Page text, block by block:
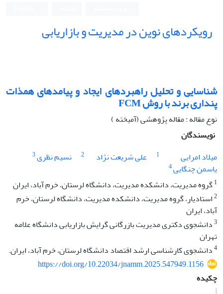
رویکردهای نوین در مدیریت و بازاریابی
شناسایی و تحلیل راهبردهای ایجاد و پیامدهای همذات
پنداری برند با روش FCM
نوع مقاله : مقاله پژوهشی (آمیخته )
نویسندگان
میلاد امرایی
1 علی شریعت نژاد 2 نسیم نظری3
یاسمن چنگایی4
1گروه مدیریت، دانشکده مدیریت، دانشگاه لرستان، خرم آباد، ایران
2استادیار، گروه مدیریت، دانشکده مدیریت، دانشگاه لرستان، خرم
آباد، ایران
3دانشجوی دکتری مدیریت بازرگانی گرایش بازاریابی دانشگاه علامه
تهران
4دانشجوی کارشناسی ارشد اقتصاد دانشگاه لرستان، خرم آباد، ایران.
https://doi.org/10.22034/jnamm.2025.547949.1156
چکیده